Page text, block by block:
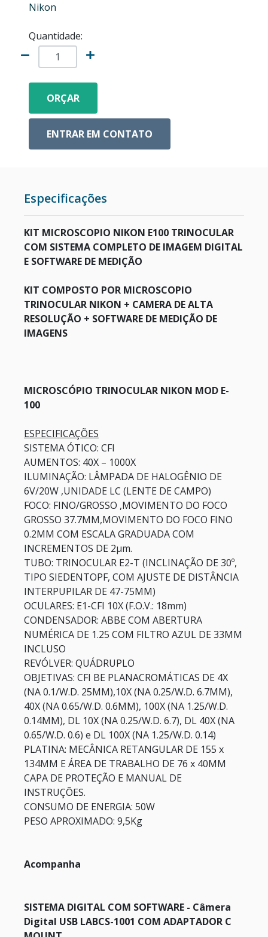
ACESSÓRIOS PARA MICROSCÓPIOS
MICROSCÓPIOS COM CÂMERA
ESTUFAS
CÂMERA PARA MICROSCÓPIO
METALOGRAFIA
MICROSCÓPIO COM CONTRASTE DE FASE
CENTRÍFUGAS PARA LABORATÓRIO
Nikon
Quantidade:
ORÇAR
ENTRAR EM CONTATO
Especificações
KIT MICROSCOPIO NIKON E100 TRINOCULAR
COM SISTEMA COMPLETO DE IMAGEM DIGITAL
E SOFTWARE DE MEDIÇÃO
KIT COMPOSTO POR MICROSCOPIO
TRINOCULAR NIKON + CAMERA DE ALTA
RESOLUÇÃO + SOFTWARE DE MEDIÇÃO DE
IMAGENS
MICROSCÓPIO TRINOCULAR NIKON MOD E-
100
ESPECIFICAÇÕES
SISTEMA ÓTICO: CFI
AUMENTOS: 40X – 1000X
ILUMINAÇÃO: LÂMPADA DE HALOGÊNIO DE
6V/20W ,UNIDADE LC (LENTE DE CAMPO)
FOCO: FINO/GROSSO ,MOVIMENTO DO FOCO
GROSSO 37.7MM,MOVIMENTO DO FOCO FINO
0.2MM COM ESCALA GRADUADA COM
INCREMENTOS DE 2µm.
TUBO: TRINOCULAR E2-T (INCLINAÇÃO DE 30º,
TIPO SIEDENTOPF, COM AJUSTE DE DISTÂNCIA
INTERPUPILAR DE 47-75MM)
OCULARES: E1-CFI 10X (F.O.V.: 18mm)
CONDENSADOR: ABBE COM ABERTURA
NUMÉRICA DE 1.25 COM FILTRO AZUL DE 33MM
INCLUSO
REVÓLVER: QUÁDRUPLO
OBJETIVAS: CFI BE PLANACROMÁTICAS DE 4X
(NA 0.1/W.D. 25MM),10X (NA 0.25/W.D. 6.7MM),
40X (NA 0.65/W.D. 0.6MM), 100X (NA 1.25/W.D.
0.14MM), DL 10X (NA 0.25/W.D. 6.7), DL 40X (NA
0.65/W.D. 0.6) e DL 100X (NA 1.25/W.D. 0.14)
PLATINA: MECÂNICA RETANGULAR DE 155 x
134MM E ÁREA DE TRABALHO DE 76 x 40MM
CAPA DE PROTEÇÃO E MANUAL DE
INSTRUÇÕES.
CONSUMO DE ENERGIA: 50W
PESO APROXIMADO: 9,5Kg
Acompanha
SISTEMA DIGITAL COM SOFTWARE - Câmera
Digital USB LABCS-1001 COM ADAPTADOR C